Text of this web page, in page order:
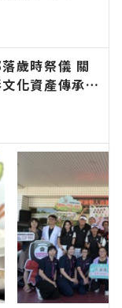
歲時祭儀 關
化資產傳承：
新的在地資